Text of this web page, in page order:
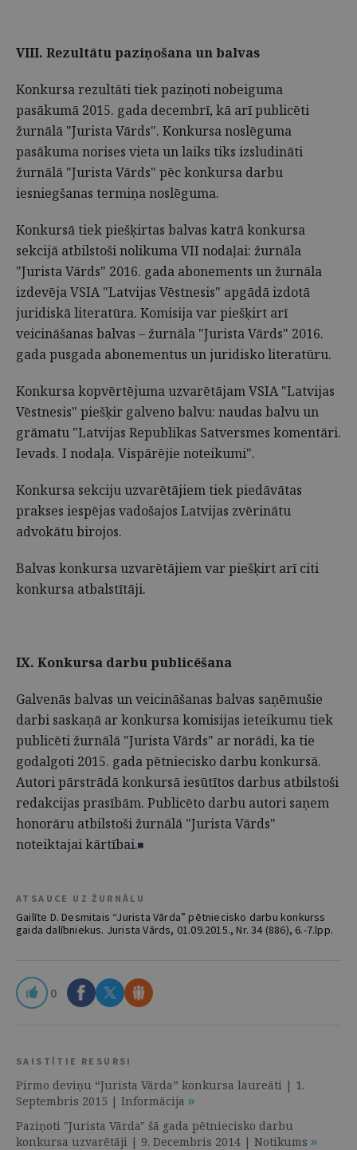
VIII. Rezultātu paziņošana un balvas
Konkursa rezultāti tiek paziņoti nobeiguma
pasākumā 2015. gada decembrī, kā arī publicēti
žurnālā "Jurista Vārds". Konkursa noslēguma
pasākuma norises vieta un laiks tiks izsludināti
žurnālā "Jurista Vārds" pēc konkursa darbu
iesniegšanas termiņa noslēguma.
Konkursā tiek piešķirtas balvas katrā konkursa
sekcijā atbilstoši nolikuma VII nodaļai: žurnāla
"Jurista Vārds" 2016. gada abonements un žurnāla
izdevēja VSIA "Latvijas Vēstnesis" apgādā izdotā
juridiskā literatūra. Komisija var piešķirt arī
veicināšanas balvas – žurnāla "Jurista Vārds" 2016.
gada pusgada abonementus un juridisko literatūru.
Konkursa kopvērtējuma uzvarētājam VSIA "Latvijas
Vēstnesis" piešķir galveno balvu: naudas balvu un
grāmatu "Latvijas Republikas Satversmes komentāri.
Ievads. I nodaļa. Vispārējie noteikumi".
Konkursa sekciju uzvarētājiem tiek piedāvātas
prakses iespējas vadošajos Latvijas zvērinātu
advokātu birojos.
Balvas konkursa uzvarētājiem var piešķirt arī citi
konkursa atbalstītāji.
IX. Konkursa darbu publicēšana
Galvenās balvas un veicināšanas balvas saņēmušie
darbi saskaņā ar konkursa komisijas ieteikumu tiek
publicēti žurnālā "Jurista Vārds" ar norādi, ka tie
godalgoti 2015. gada pētniecisko darbu konkursā.
Autori pārstrādā konkursā iesūtītos darbus atbilstoši
redakcijas prasībām. Publicēto darbu autori saņem
honorāru atbilstoši žurnālā "Jurista Vārds"
noteiktajai kārtībai.
ATSAUCE UZ ŽURNĀLU
Gailīte D. Desmitais “Jurista Vārda” pētniecisko darbu konkurss
gaida dalībniekus. Jurista Vārds, 01.09.2015., Nr. 34 (886), 6.-7.lpp.
0
SAISTĪTIE RESURSI
Pirmo deviņu “Jurista Vārda” konkursa laureāti | 1.
Septembris 2015 | Informācija
Paziņoti "Jurista Vārda" šā gada pētniecisko darbu
konkursa uzvarētāji | 9. Decembris 2014 | Notikums